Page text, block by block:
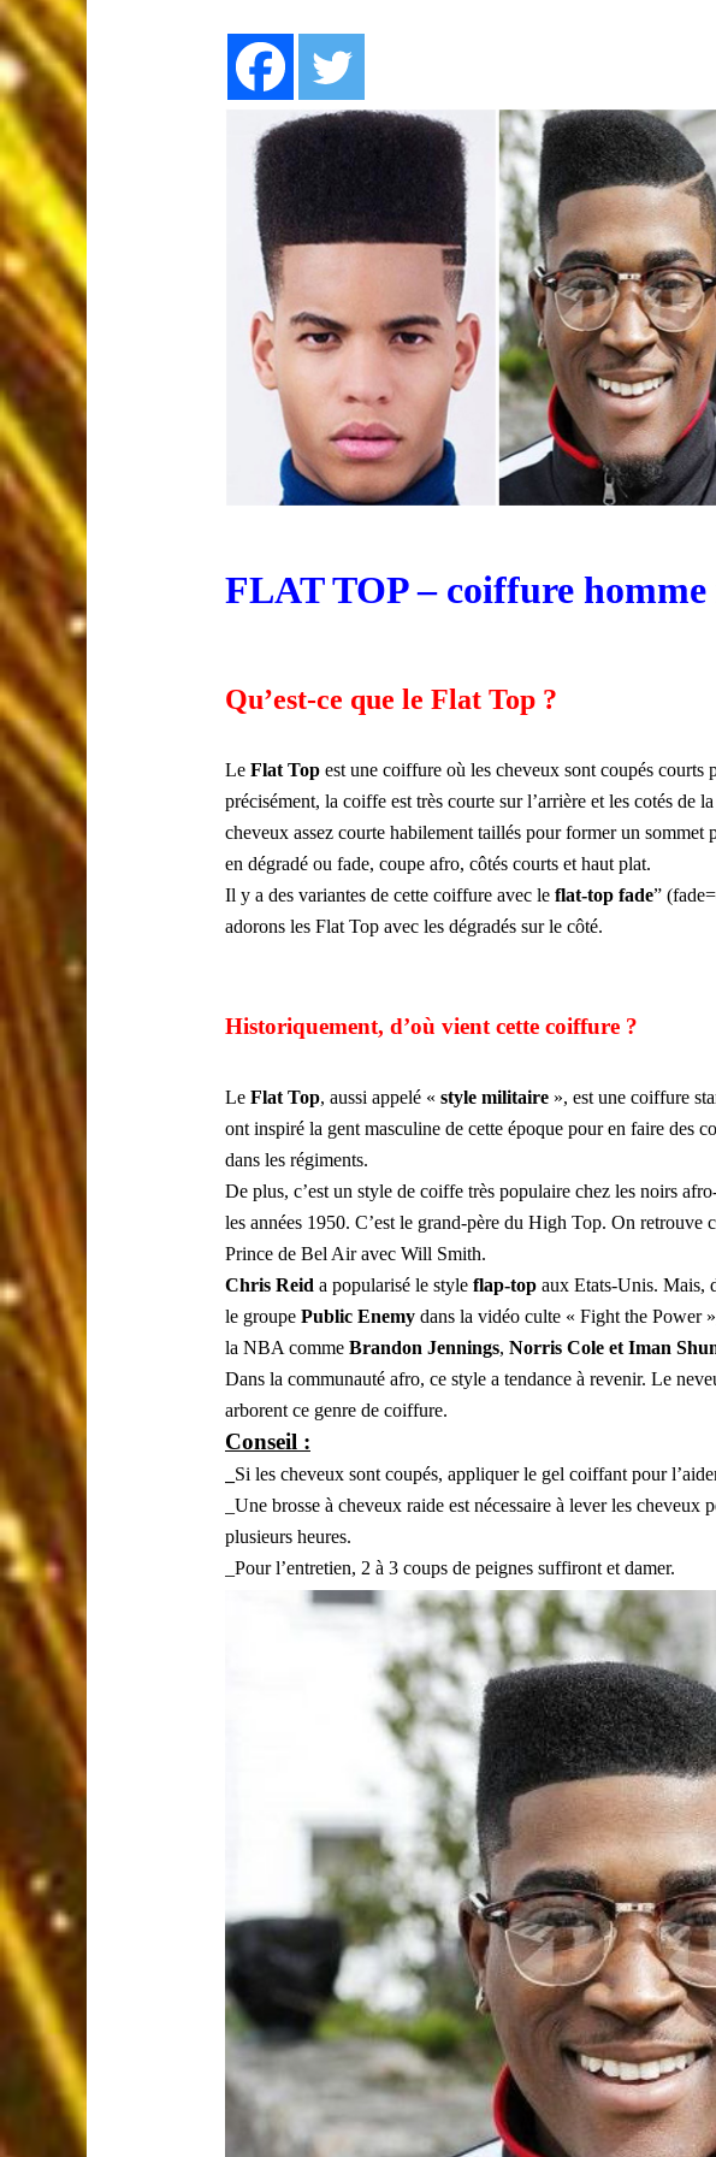
FLAT TOP – coiffure
Qu’est-ce que le Flat Top ?
Le Flat Top est une coiffure où les cheveux sont coupés courts
précisément, la coiffe est très courte sur l’arrière et les cotés de
cheveux assez courte habilement taillés pour former un sommet
en dégradé ou fade, coupe afro, côtés courts et haut plat.
Il y a des variantes de cette coiffure avec le flat-top fade”
adorons les Flat Top avec les dégradés sur le côté.
Historiquement, d’où vient cette coiffure ?
Le Flat Top, aussi appelé « style militaire », est une coiffure
ont inspiré la gent masculine de cette époque pour en faire des
dans les régiments.
De plus, c’est un style de coiffe très populaire chez les noirs
les années 1950. C’est le grand-père du High Top. On retrouve
Prince de Bel Air avec Will Smith.
Chris Reid a popularisé le style flap-top aux Etats-Unis. Mais,
le groupe Public Enemy dans la vidéo culte « Fight the Power
la NBA comme Brandon Jennings, Norris Cole et Iman
Dans la communauté afro, ce style a tendance à revenir. Le
arborent ce genre de coiffure.
Conseil :
Si les cheveux sont coupés, appliquer le gel coiffant pour
_Une brosse à cheveux raide est nécessaire à lever les cheveux
plusieurs heures.
_Pour l’entretien, 2 à 3 coups de peignes suffiront et damer.